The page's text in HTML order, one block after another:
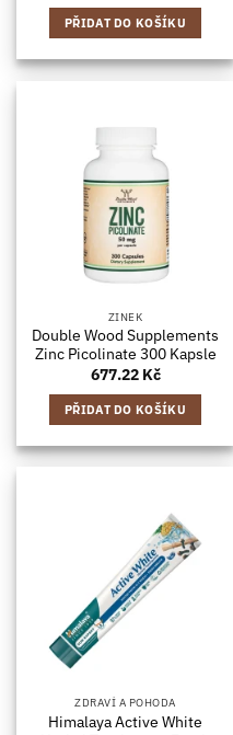
PŘIDAT DO KOŠÍKU
ZINEK
Double Wood Supplements
Zinc Picolinate 300 Kapsle
677.22 Kč
PŘIDAT DO KOŠÍKU
ZDRAVÍ A POHODA
Himalaya Active White